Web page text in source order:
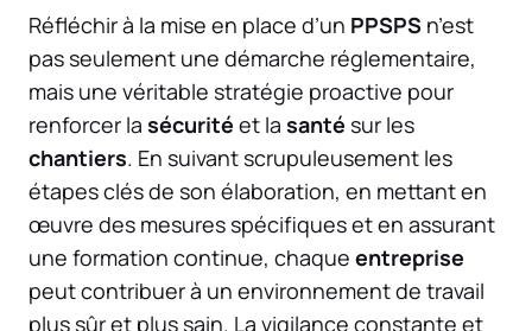
Réfléchir à la mise en place d’un PPSPS n’est
pas seulement une démarche réglementaire,
mais une véritable stratégie proactive pour
renforcer la sécurité et la santé sur les
chantiers. En suivant scrupuleusement les
étapes clés de son élaboration, en mettant en
œuvre des mesures spécifiques et en assurant
une formation continue, chaque entreprise
peut contribuer à un environnement de travail
plus sûr et plus sain. La vigilance constante et